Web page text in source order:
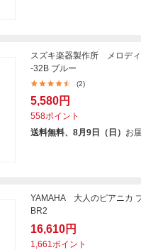
スズキ楽器製作所 メロディ
-32B ブルー
(2)
5,580円
558ポイント
送料無料、8月9日（日） お
YAMAHA 大人のピアニカ
BR2
16,610円
1,661ポイント